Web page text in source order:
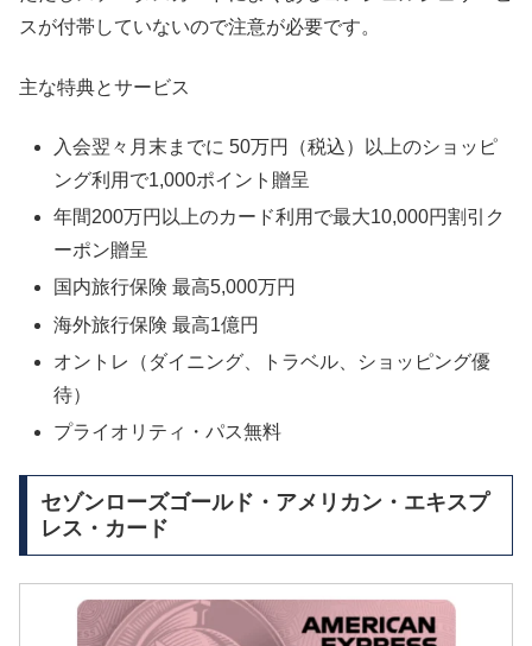
スが付帯していないので注意が必要です。
主な特典とサービス
入会翌々月末までに 50万円（税込）以上のショッピ
ング利用で1,000ポイント贈呈
年間200万円以上のカード利用で最大10,000円割引ク
ーポン贈呈
国内旅行保険最高5,000万円
海外旅行保険最高1億円
オントレ（ダイニング、トラベル、ショッピング優
待）
プライオリティ・パス無料
セゾンローズゴールド・アメリカン・エキスプ
レス・カード